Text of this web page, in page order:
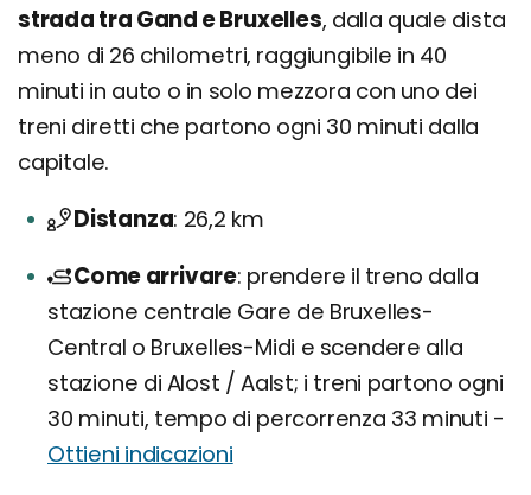
strada tra Gand e Bruxelles, dalla quale dista
meno di 26 chilometri, raggiungibile in 40
minuti in auto o in solo mezzora con uno dei
treni diretti che partono ogni 30 minuti dalla
capitale.
Distanza 26,2 km
Come arrivare prendere il treno dalla
stazione centrale Gare de Bruxelles-
Central o Bruxelles-Midi e scendere alla
stazione di Alost / Aalst; i treni partono ogni
30 minuti, tempo di percorrenza 33 minuti -
Ottieni indicazioni